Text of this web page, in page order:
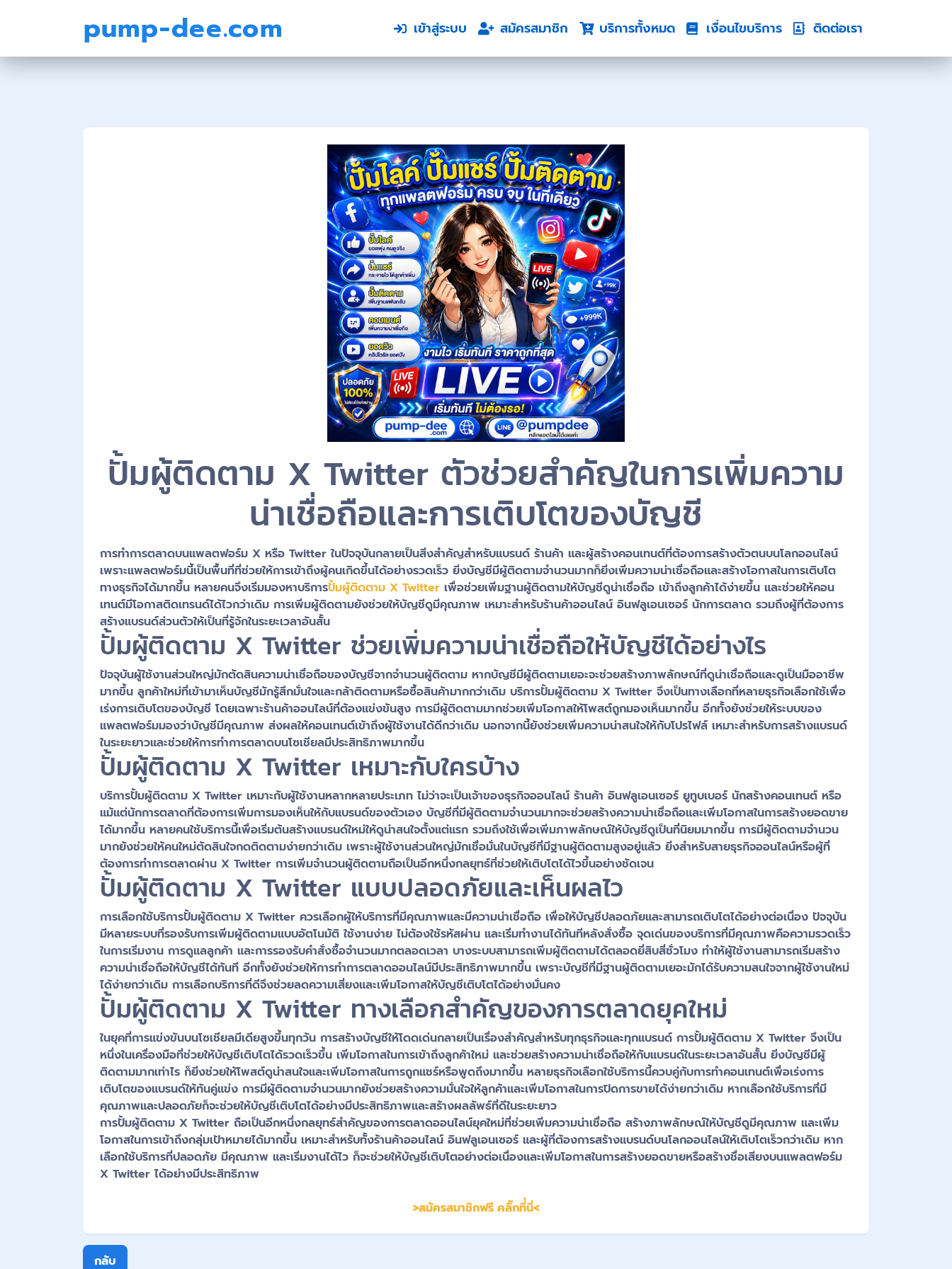
pump-dee.com เข้าสู่ระบบ สมัครสมาชิก บริการทั้งหมด เงื่อนไขบริการ ติดต่อเรา
ปั้มผู้ติดตาม X Twitter ตัวช่วยสำคัญในการเพิ่มความ
น่าเชื่อถือและการเติบโตของบัญชี
การทำการตลาดบนแพลตฟอร์ม X หรือ Twitter ในปัจจุบันกลายเป็นสิ่งสำคัญสำหรับแบรนด์ ร้านค้า และผู้สร้างคอนเทนต์ที่ต้องการสร้างตัวตนบนโลกออนไลน์
เพราะแพลตฟอร์มนี้เป็นพื้นที่ที่ช่วยให้การเข้าถึงผู้คนเกิดขึ้นได้อย่างรวดเร็ว ยิ่งบัญชีมีผู้ติดตามจำนวนมากก็ยิ่งเพิ่มความน่าเชื่อถือและสร้างโอกาสในการเติบโต
ทางธุรกิจได้มากขึ้น หลายคนจึงเริ่มมองหาบริการปั้มผู้ติดตาม X Twitter เพื่อช่วยเพิ่มฐานผู้ติดตามให้บัญชีดูน่าเชื่อถือ เข้าถึงลูกค้าได้ง่ายขึ้น และช่วยให้คอน
เทนต์มีโอกาสติดเทรนด์ได้ไวกว่าเดิม การเพิ่มผู้ติดตามยังช่วยให้บัญชีดูมีคุณภาพ เหมาะสำหรับร้านค้าออนไลน์ อินฟลูเอนเซอร์ นักการตลาด รวมถึงผู้ที่ต้องการ
สร้างแบรนด์ส่วนตัวให้เป็นที่รู้จักในระยะเวลาอันสั้น
ปั้มผู้ติดตาม X Twitter ช่วยเพิ่มความน่าเชื่อถือให้บัญชีได้อย่างไร
ปัจจุบันผู้ใช้งานส่วนใหญ่มักตัดสินความน่าเชื่อถือของบัญชีจากจำนวนผู้ติดตาม หากบัญชีมีผู้ติดตามเยอะจะช่วยสร้างภาพลักษณ์ที่ดูน่าเชื่อถือและดูเป็นมืออาชีพ
มากขึ้น ลูกค้าใหม่ที่เข้ามาเห็นบัญชีมักรู้สึกมั่นใจและกล้าติดตามหรือซื้อสินค้ามากกว่าเดิม บริการปั้มผู้ติดตาม X Twitter จึงเป็นทางเลือกที่หลายธุรกิจเลือกใช้เพื่อ
เร่งการเติบโตของบัญชี โดยเฉพาะร้านค้าออนไลน์ที่ต้องแข่งขันสูง การมีผู้ติดตามมากช่วยเพิ่มโอกาสให้โพสต์ถูกมองเห็นมากขึ้น อีกทั้งยังช่วยให้ระบบของ
แพลตฟอร์มมองว่าบัญชีมีคุณภาพ ส่งผลให้คอนเทนต์เข้าถึงผู้ใช้งานได้ดีกว่าเดิม นอกจากนี้ยังช่วยเพิ่มความน่าสนใจให้กับโปรไฟล์ เหมาะสำหรับการสร้างแบรนด์
ในระยะยาวและช่วยให้การทำการตลาดบนโซเชียลมีประสิทธิภาพมากขึ้น
ปั้มผู้ติดตาม X Twitter เหมาะกับใครบ้าง
บริการปั้มผู้ติดตาม X Twitter เหมาะกับผู้ใช้งานหลากหลายประเภท ไม่ว่าจะเป็นเจ้าของธุรกิจออนไลน์ ร้านค้า อินฟลูเอนเซอร์ ยูทูบเบอร์ นักสร้างคอนเทนต์ หรือ
แม้แต่นักการตลาดที่ต้องการเพิ่มการมองเห็นให้กับแบรนด์ของตัวเอง บัญชีที่มีผู้ติดตามจำนวนมากจะช่วยสร้างความน่าเชื่อถือและเพิ่มโอกาสในการสร้างยอดขาย
ได้มากขึ้น หลายคนใช้บริการนี้เพื่อเริ่มต้นสร้างแบรนด์ใหม่ให้ดูน่าสนใจตั้งแต่แรก รวมถึงใช้เพื่อเพิ่มภาพลักษณ์ให้บัญชีดูเป็นที่นิยมมากขึ้น การมีผู้ติดตามจำนวน
มากยังช่วยให้คนใหม่ตัดสินใจกดติดตามง่ายกว่าเดิม เพราะผู้ใช้งานส่วนใหญ่มักเชื่อมั่นในบัญชีที่มีฐานผู้ติดตามสูงอยู่แล้ว ยิ่งสำหรับสายธุรกิจออนไลน์หรือผู้ที่
ต้องการทำการตลาดผ่าน X Twitter การเพิ่มจำนวนผู้ติดตามถือเป็นอีกหนึ่งกลยุทธ์ที่ช่วยให้เติบโตได้ไวขึ้นอย่างชัดเจน
ปั้มผู้ติดตาม X Twitter แบบปลอดภัยและเห็นผลไว
การเลือกใช้บริการปั้มผู้ติดตาม X Twitter ควรเลือกผู้ให้บริการที่มีคุณภาพและมีความน่าเชื่อถือ เพื่อให้บัญชีปลอดภัยและสามารถเติบโตได้อย่างต่อเนื่อง ปัจจุบัน
มีหลายระบบที่รองรับการเพิ่มผู้ติดตามแบบอัตโนมัติ ใช้งานง่าย ไม่ต้องใช้รหัสผ่าน และเริ่มทำงานได้ทันทีหลังสั่งซื้อ จุดเด่นของบริการที่มีคุณภาพคือความรวดเร็ว
ในการเริ่มงาน การดูแลลูกค้า และการรองรับคำสั่งซื้อจำนวนมากตลอดเวลา บางระบบสามารถเพิ่มผู้ติดตามได้ตลอดยี่สิบสี่ชั่วโมง ทำให้ผู้ใช้งานสามารถเริ่มสร้าง
ความน่าเชื่อถือให้บัญชีได้ทันที อีกทั้งยังช่วยให้การทำการตลาดออนไลน์มีประสิทธิภาพมากขึ้น เพราะบัญชีที่มีฐานผู้ติดตามเยอะมักได้รับความสนใจจากผู้ใช้งานใหม่
ได้ง่ายกว่าเดิม การเลือกบริการที่ดีจึงช่วยลดความเสี่ยงและเพิ่มโอกาสให้บัญชีเติบโตได้อย่างมั่นคง
ปั้มผู้ติดตาม X Twitter ทางเลือกสำคัญของการตลาดยุคใหม่
ในยุคที่การแข่งขันบนโซเชียลมีเดียสูงขึ้นทุกวัน การสร้างบัญชีให้โดดเด่นกลายเป็นเรื่องสำคัญสำหรับทุกธุรกิจและทุกแบรนด์ การปั้มผู้ติดตาม X Twitter จึงเป็น
หนึ่งในเครื่องมือที่ช่วยให้บัญชีเติบโตได้รวดเร็วขึ้น เพิ่มโอกาสในการเข้าถึงลูกค้าใหม่ และช่วยสร้างความน่าเชื่อถือให้กับแบรนด์ในระยะเวลาอันสั้น ยิ่งบัญชีมีผู้
ติดตามมากเท่าไร ก็ยิ่งช่วยให้โพสต์ดูน่าสนใจและเพิ่มโอกาสในการถูกแชร์หรือพูดถึงมากขึ้น หลายธุรกิจเลือกใช้บริการนี้ควบคู่กับการทำคอนเทนต์เพื่อเร่งการ
เติบโตของแบรนด์ให้ทันคู่แข่ง การมีผู้ติดตามจำนวนมากยังช่วยสร้างความมั่นใจให้ลูกค้าและเพิ่มโอกาสในการปิดการขายได้ง่ายกว่าเดิม หากเลือกใช้บริการที่มี
คุณภาพและปลอดภัยก็จะช่วยให้บัญชีเติบโตได้อย่างมีประสิทธิภาพและสร้างผลลัพธ์ที่ดีในระยะยาว
การปั้มผู้ติดตาม X Twitter ถือเป็นอีกหนึ่งกลยุทธ์สำคัญของการตลาดออนไลน์ยุคใหม่ที่ช่วยเพิ่มความน่าเชื่อถือ สร้างภาพลักษณ์ให้บัญชีดูมีคุณภาพ และเพิ่ม
โอกาสในการเข้าถึงกลุ่มเป้าหมายได้มากขึ้น เหมาะสำหรับทั้งร้านค้าออนไลน์ อินฟลูเอนเซอร์ และผู้ที่ต้องการสร้างแบรนด์บนโลกออนไลน์ให้เติบโตเร็วกว่าเดิม หาก
เลือกใช้บริการที่ปลอดภัย มีคุณภาพ และเริ่มงานได้ไว ก็จะช่วยให้บัญชีเติบโตอย่างต่อเนื่องและเพิ่มโอกาสในการสร้างยอดขายหรือสร้างชื่อเสียงบนแพลตฟอร์ม
X Twitter ได้อย่างมีประสิทธิภาพ
>สมัครสมาชิกฟรี คลิ๊กที่่นี่<
กลับ